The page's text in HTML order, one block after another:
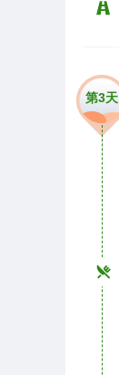
第3天